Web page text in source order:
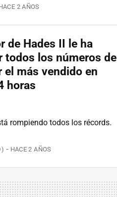
2 AÑOS
de Hades II le ha
todos los números de
el más vendido en
horas
rompiendo todos los récords.
HACE 2 AÑOS